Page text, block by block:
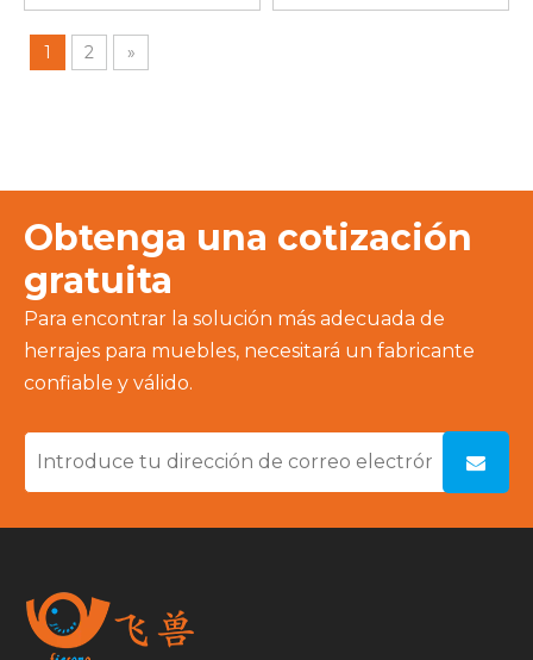
de lavabo de baño
impermeable
1 2 »
Obtenga una cotización
gratuita
Para encontrar la solución más adecuada de
herrajes para muebles, necesitará un fabricante
confiable y válido.